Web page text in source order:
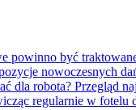
powinno być
nowoczesnych
dla robota? Przegląd
regularnie w fotelu